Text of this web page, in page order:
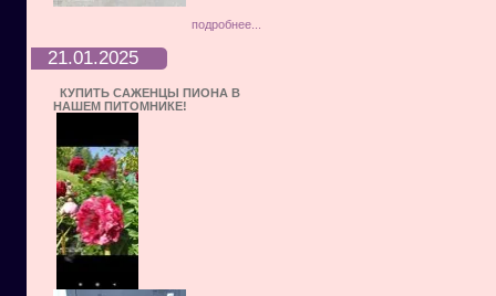
подробнее...
21.01.2025
КУПИТЬ САЖЕНЦЫ ПИОНА В
НАШЕМ ПИТОМНИКЕ!